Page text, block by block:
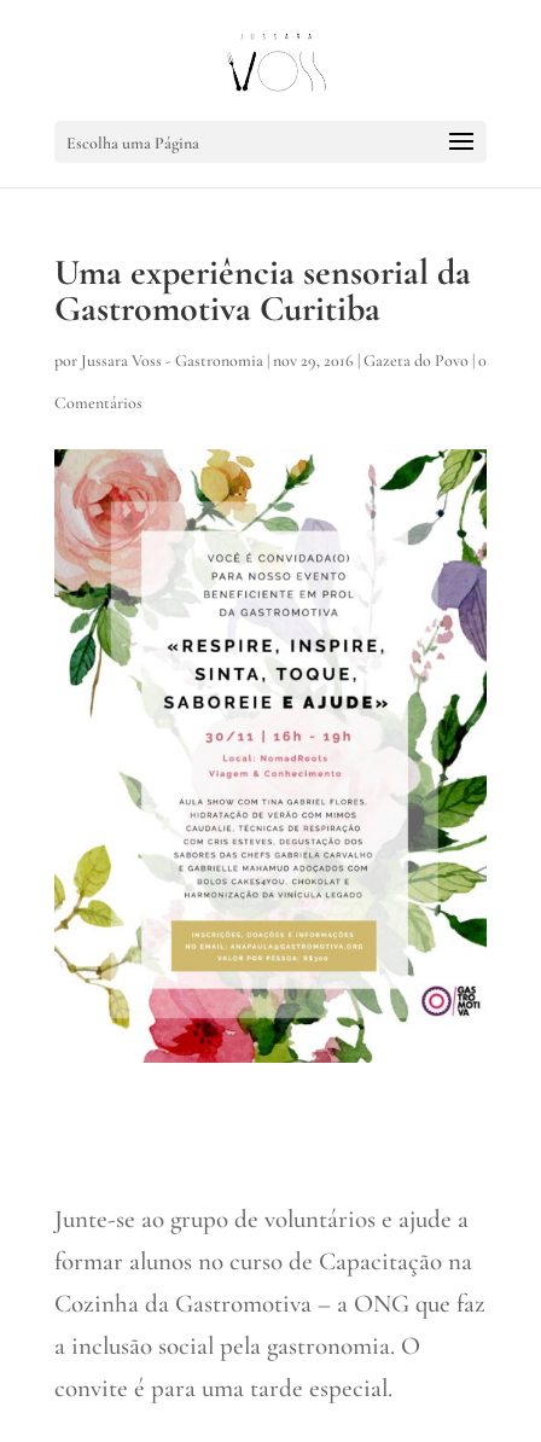
Escolha uma Página
Uma experiência sensorial da
Gastromotiva Curitiba
por Jussara Voss - Gastronomia|nov 29, 2016 |Gazeta do Povo|0
Comentários
Junte-se ao grupo de voluntários e ajude a
formar alunos no curso de Capacitação na
Cozinha da Gastromotiva – a ONG que faz
a inclusão social pela gastronomia. O
convite é para uma tarde especial.